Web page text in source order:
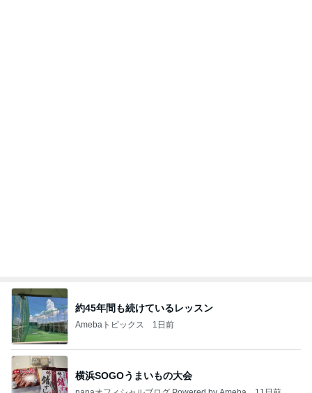
約45年間も続けているレッスン
Amebaトピックス 1日前
横浜SOGOうまいもの大会